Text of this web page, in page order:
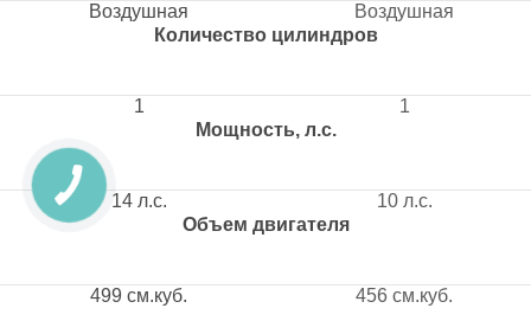
Количество цилиндров
Мощность, л.с.
Объем двигателя
Воздушная
1
14 л.с.
499 см.куб.
Воздушная
1
10 л.с.
456 см.куб.